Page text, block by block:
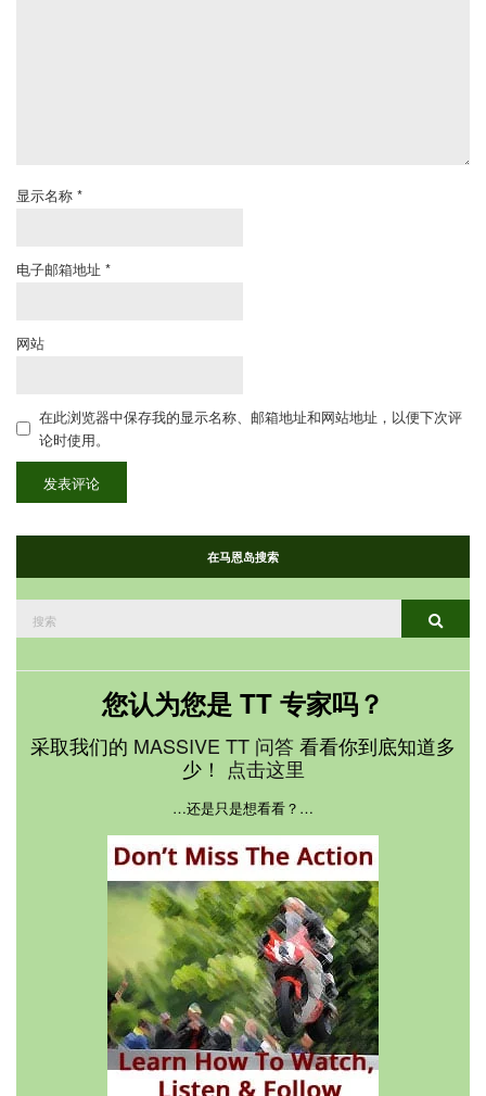
显示名称 *
电子邮箱地址 *
网站
在此浏览器中保存我的显示名称、邮箱地址和网站地址，以便下次评
论时使用。
在马恩岛搜索
索：
搜索
您认为您是 TT 专家吗？
采取我们的 MASSIVE TT 问答 看看你到底知道多
少！ 点击这里
…还是只是想看看？…